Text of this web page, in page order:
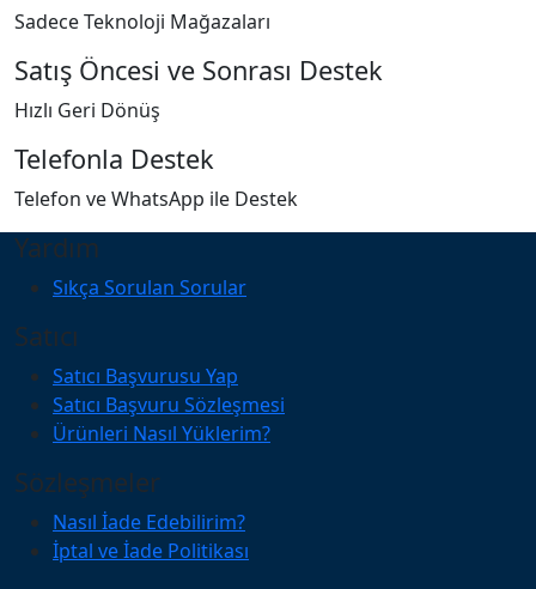
Sadece Teknoloji Mağazaları
Satış Öncesi ve Sonrası Destek
Hızlı Geri Dönüş
Telefonla Destek
Telefon ve WhatsApp ile Destek
Yardım
Sıkça Sorulan Sorular
Satıcı
Satıcı Başvurusu Yap
Satıcı Başvuru Sözleşmesi
Ürünleri Nasıl Yüklerim?
Sözleşmeler
Nasıl İade Edebilirim?
İptal ve İade Politikası